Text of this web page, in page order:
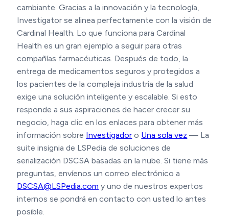
cambiante. Gracias a la innovación y la tecnología,
Investigator se alinea perfectamente con la visión de
Cardinal Health. Lo que funciona para Cardinal
Health es un gran ejemplo a seguir para otras
compañías farmacéuticas. Después de todo, la
entrega de medicamentos seguros y protegidos a
los pacientes de la compleja industria de la salud
exige una solución inteligente y escalable. Si esto
responde a sus aspiraciones de hacer crecer su
negocio, haga clic en los enlaces para obtener más
información sobre Investigador o Una sola vez — La
suite insignia de LSPedia de soluciones de
serialización DSCSA basadas en la nube. Si tiene más
preguntas, envíenos un correo electrónico a
DSCSA@LSPedia.com y uno de nuestros expertos
internos se pondrá en contacto con usted lo antes
posible.